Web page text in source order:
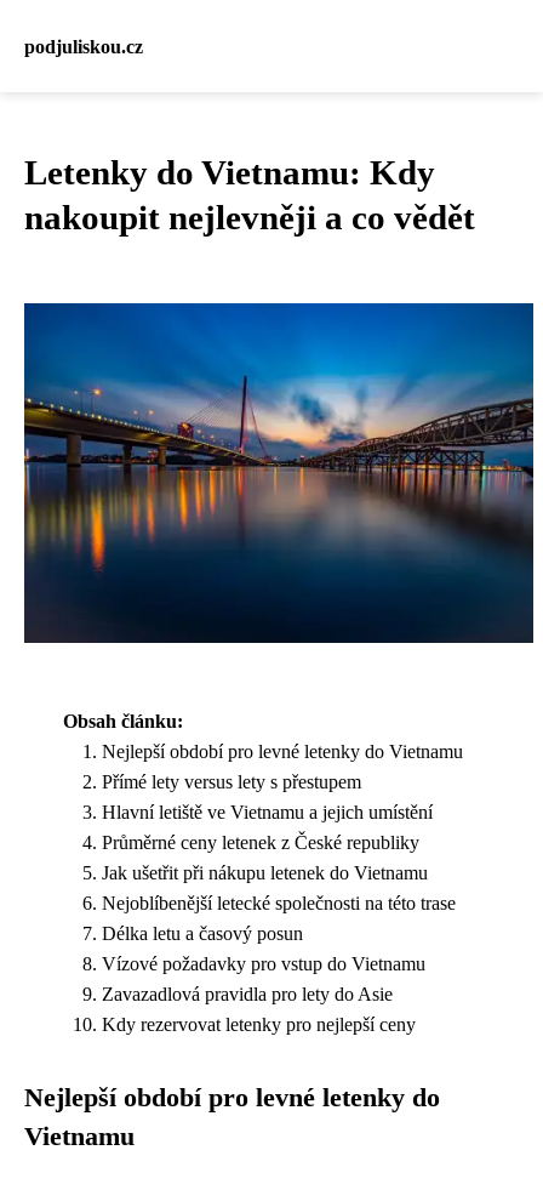
podjuliskou.cz
Letenky do Vietnamu: Kdy
nakoupit nejlevněji a co vědět
Obsah článku:
Nejlepší období pro levné letenky do Vietnamu
Přímé lety versus lety s přestupem
Hlavní letiště ve Vietnamu a jejich umístění
Průměrné ceny letenek z České republiky
Jak ušetřit při nákupu letenek do Vietnamu
Nejoblíbenější letecké společnosti na této trase
Délka letu a časový posun
Vízové požadavky pro vstup do Vietnamu
Zavazadlová pravidla pro lety do Asie
Kdy rezervovat letenky pro nejlepší ceny
Nejlepší období pro levné letenky do
Vietnamu